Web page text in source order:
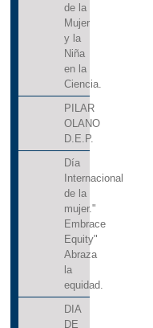
de la
Mujer
y la
Niña
en la
Ciencia.
PILAR
OLANO
D.E.P.
Día
Internacional
de la
mujer."
Embrace
Equity"
Abraza
la
equidad.
DIA
DE